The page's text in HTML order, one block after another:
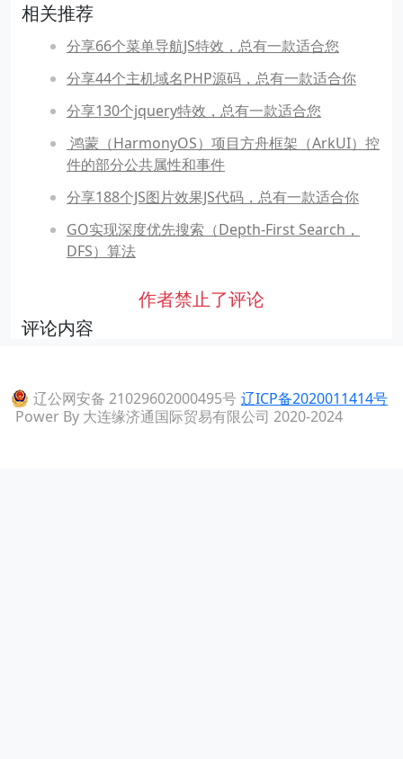
相关推荐
分享66个菜单导航JS特效，总有一款适合您
分享44个主机域名PHP源码，总有一款适合你
分享130个jquery特效，总有一款适合您
​ 鸿蒙（HarmonyOS）项目方舟框架（ArkUI）控
件的部分公共属性和事件
分享188个JS图片效果JS代码，总有一款适合你
GO实现深度优先搜索（Depth-First Search，
DFS）算法
作者禁止了评论
评论内容
辽公网安备 21029602000495号 辽ICP备2020011414号
Power By 大连缘济通国际贸易有限公司 2020-2024